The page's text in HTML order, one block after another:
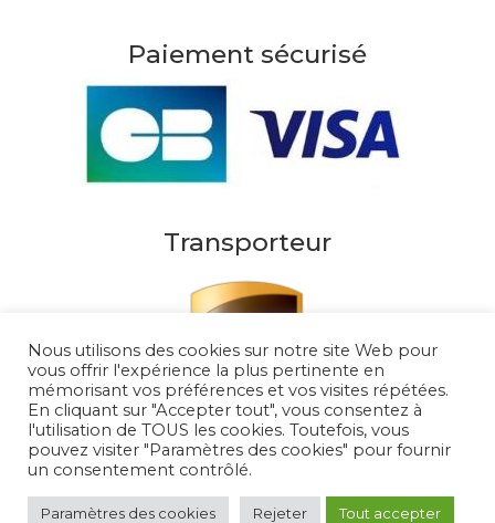
Paiement sécurisé
Transporteur
réservés
Nous utilisons des cookies sur notre site Web pour
vous offrir l'expérience la plus pertinente en
mémorisant vos préférences et vos visites répétées.
En cliquant sur "Accepter tout", vous consentez à
l'utilisation de TOUS les cookies. Toutefois, vous
pouvez visiter "Paramètres des cookies" pour fournir
un consentement contrôlé.
Paramètres des cookies Rejeter Tout accepter